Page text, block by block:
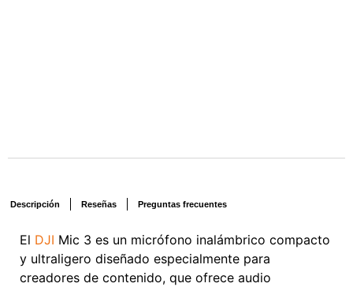
Descripción Reseñas Preguntas frecuentes
El DJI Mic 3 es un micrófono inalámbrico compacto
y ultraligero diseñado especialmente para
creadores de contenido, que ofrece audio